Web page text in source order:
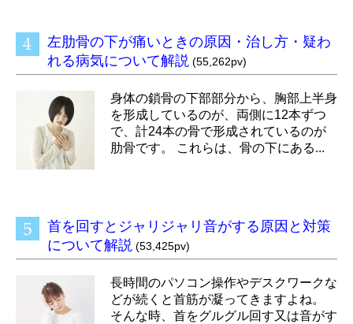
左肋骨の下が痛いときの原因・治し方・疑わ
れる病気について解説 (55,262pv)
身体の鎖骨の下部部分から、胸部上半身
を形成しているのが、両側に12本ずつ
で、計24本の骨で形成されているのが
肋骨です。 これらは、骨の下にある...
首を回すとジャリジャリ音がする原因と対策
について解説 (53,425pv)
長時間のパソコン操作やデスクワークな
どが続くと首筋が凝ってきますよね。
そんな時、首をグルグル回す又は音がす